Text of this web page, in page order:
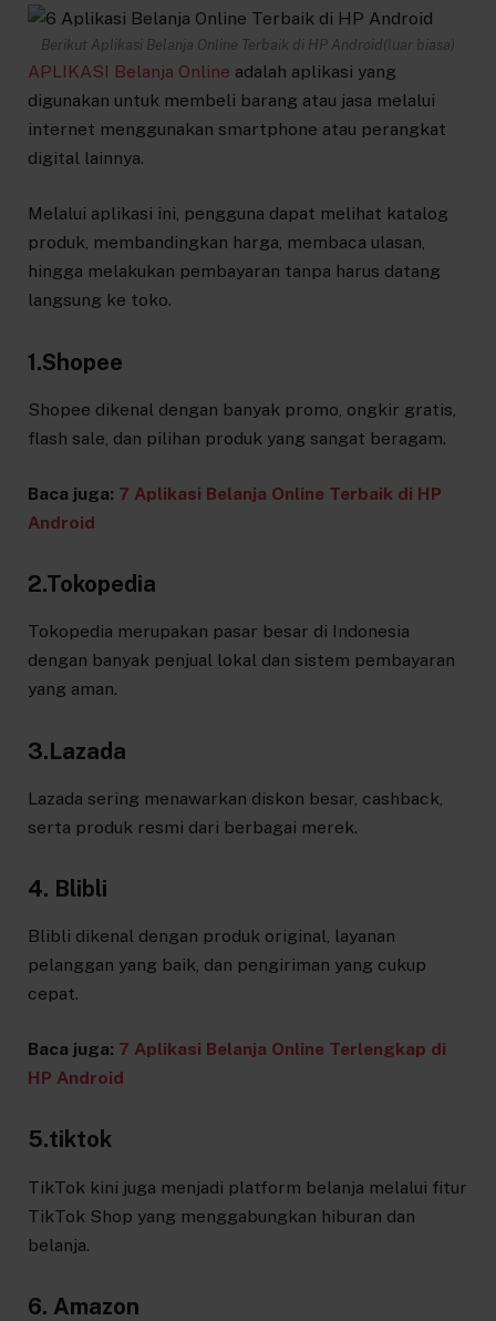
Berikut Aplikasi Belanja Online Terbaik di HP Android(luar biasa)
APLIKASI Belanja Online adalah aplikasi yang
digunakan untuk membeli barang atau jasa melalui
internet menggunakan smartphone atau perangkat
digital lainnya.
Melalui aplikasi ini, pengguna dapat melihat katalog
produk, membandingkan harga, membaca ulasan,
hingga melakukan pembayaran tanpa harus datang
langsung ke toko.
1.Shopee
Shopee dikenal dengan banyak promo, ongkir gratis,
flash sale, dan pilihan produk yang sangat beragam.
Baca juga: 7 Aplikasi Belanja Online Terbaik di HP
Android
2.Tokopedia
Tokopedia merupakan pasar besar di Indonesia
dengan banyak penjual lokal dan sistem pembayaran
yang aman.
3.Lazada
Lazada sering menawarkan diskon besar, cashback,
serta produk resmi dari berbagai merek.
4. Blibli
Blibli dikenal dengan produk original, layanan
pelanggan yang baik, dan pengiriman yang cukup
cepat.
Baca juga: 7 Aplikasi Belanja Online Terlengkap di
HP Android
5.tiktok
TikTok kini juga menjadi platform belanja melalui fitur
TikTok Shop yang menggabungkan hiburan dan
belanja.
6. Amazon